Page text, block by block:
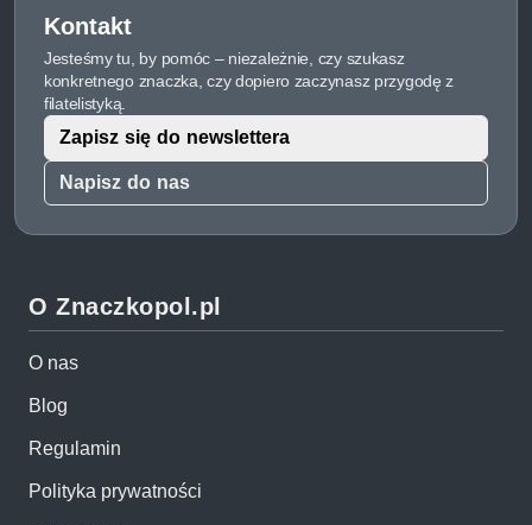
Kontakt
Jesteśmy tu, by pomóc – niezależnie, czy szukasz
konkretnego znaczka, czy dopiero zaczynasz przygodę z
filatelistyką.
Napisz do nas
Zapisz się do newslettera
O Znaczkopol.pl
O nas
Blog
Regulamin
Polityka prywatności